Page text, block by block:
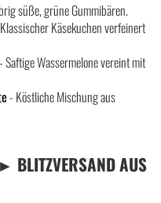
süße, grüne Gummibären.
Käsekuchen verfeinert
- Saftige Wassermelone vereint mit
- Köstliche Mischung aus
BLITZVERSAND AUS